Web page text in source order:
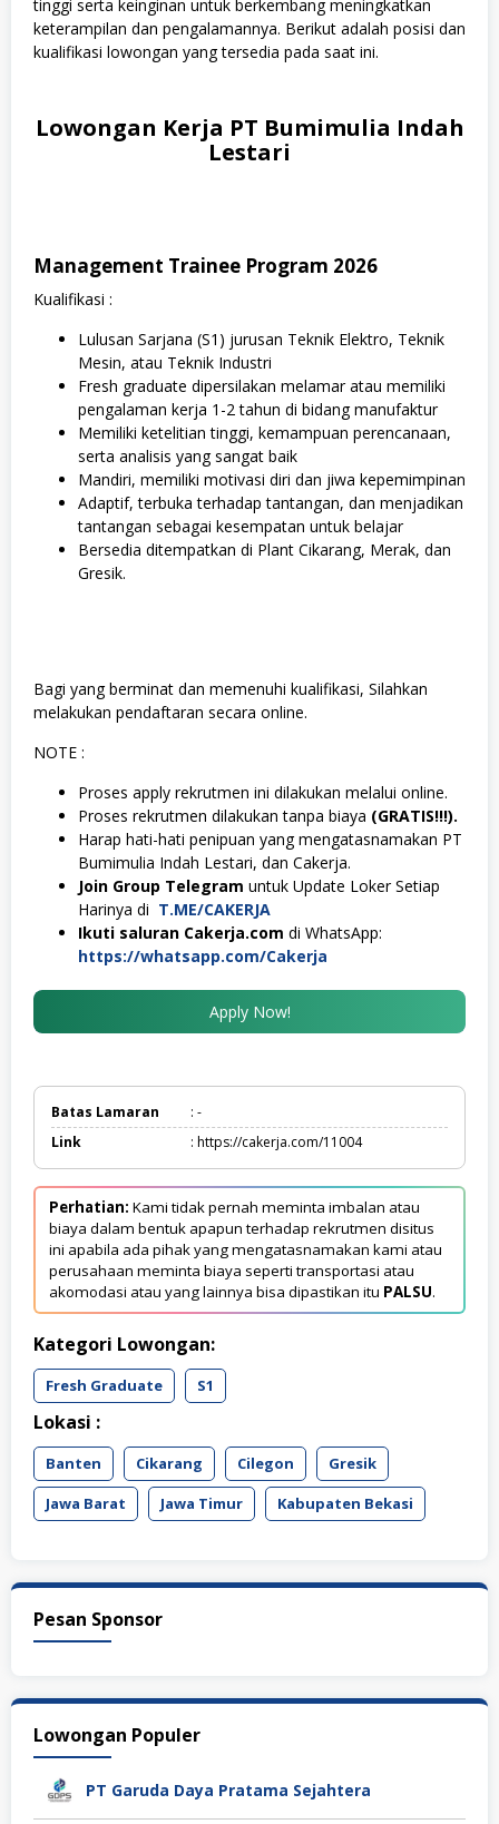
tinggi serta keinginan untuk berkembang meningkatkan
keterampilan dan pengalamannya. Berikut adalah posisi dan
kualifikasi lowongan yang tersedia pada saat ini.
Lowongan Kerja PT Bumimulia Indah
Lestari
Management Trainee Program 2026
Kualifikasi :
Lulusan Sarjana (S1) jurusan Teknik Elektro, Teknik
Mesin, atau Teknik Industri
Fresh graduate dipersilakan melamar atau memiliki
pengalaman kerja 1-2 tahun di bidang manufaktur
Memiliki ketelitian tinggi, kemampuan perencanaan,
serta analisis yang sangat baik
Mandiri, memiliki motivasi diri dan jiwa kepemimpinan
Adaptif, terbuka terhadap tantangan, dan menjadikan
tantangan sebagai kesempatan untuk belajar
Bersedia ditempatkan di Plant Cikarang, Merak, dan
Gresik.
Bagi yang berminat dan memenuhi kualifikasi, Silahkan
melakukan pendaftaran secara online.
NOTE :
Proses apply rekrutmen ini dilakukan melalui online.
Proses rekrutmen dilakukan tanpa biaya (GRATIS!!!).
Harap hati-hati penipuan yang mengatasnamakan PT
Bumimulia Indah Lestari, dan Cakerja.
Join Group Telegram untuk Update Loker Setiap
Harinya di T.ME/CAKERJA
Ikuti saluran Cakerja.com di WhatsApp:
https://whatsapp.com/Cakerja
Apply Now!
Batas Lamaran
: -
Link
: https://cakerja.com/11004
Perhatian: Kami tidak pernah meminta imbalan atau
biaya dalam bentuk apapun terhadap rekrutmen disitus
ini apabila ada pihak yang mengatasnamakan kami atau
perusahaan meminta biaya seperti transportasi atau
akomodasi atau yang lainnya bisa dipastikan itu PALSU.
Kategori Lowongan:
Fresh Graduate S1
Lokasi :
Banten Cikarang Cilegon
Gresik
Jawa Barat
Jawa Timur Kabupaten Bekasi
Pesan Sponsor
Lowongan Populer
PT Garuda Daya Pratama Sejahtera